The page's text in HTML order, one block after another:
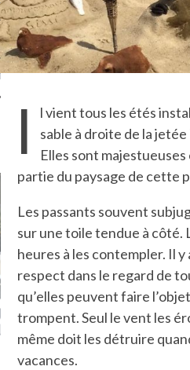
LA PHOTO
ATTACHÉS À LA
DE L’AMBASSADE
À PARIS. POURQUOI
? POUR QUI ?
UN
I
l vient tous les étés
sable à droite de la
Elles sont
partie du paysage de cette
Les passants souvent
sur une toile tendue à côté.
heures à les contempler. Il
respect dans le regard de
qu’elles peuvent faire
trompent. Seul le vent les
même doit les détruire
vacances.